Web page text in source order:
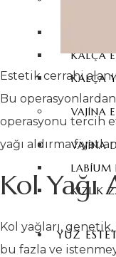
KALÇA
KALÇA
VAJINA
VAJINA
LABIUM
KIZLIK
YÜZ
Estetik cerrahi
Bu
operasyonu tercih
yağı aldırma
Kol Yağı
Kol yağları,
bu fazla ve